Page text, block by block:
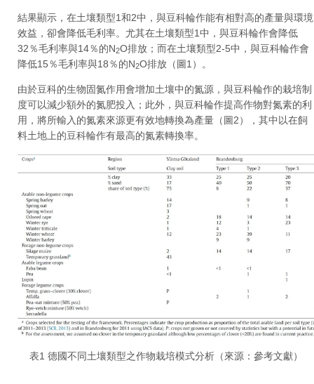
結果顯示，在土壤類型1和2中，與豆科輪作能有相對高的產量與環境
效益，卻會降低毛利率。尤其在土壤類型1中，與豆科輪作會降低
32％毛利率與14％的N2O排放；而在土壤類型2-5中，與豆科輪作會
降低15％毛利率與18％的N2O排放（圖1）。
由於豆科的生物固氮作用會增加土壤中的氮源，與豆科輪作的栽培制
度可以減少額外的氮肥投入；此外，與豆科輪作提高作物對氮素的利
用，將所輸入的氮素來源更有效地轉換為產量（圖2），其中以在飼
料土地上的豆科輪作有最高的氮素轉換率。
表1 德國不同土壤類型之作物栽培模式分析（來源：參考文獻）